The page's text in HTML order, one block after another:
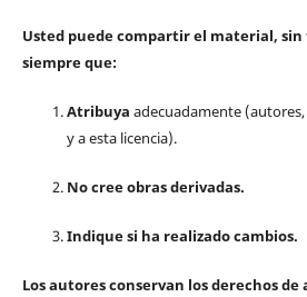
Usted puede compartir el material, sin
siempre que:
Atribuya adecuadamente
y a esta licencia).
No cree obras derivadas.
Indique si ha realizado cambios.
Los autores conservan los derechos de